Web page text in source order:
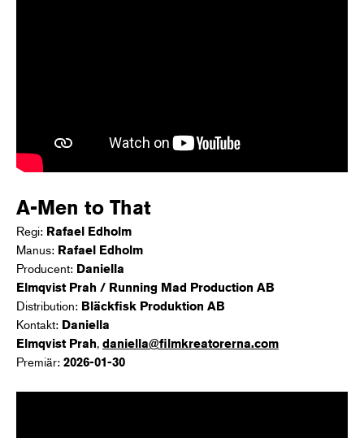
A-Men to That
Regi: Rafael Edholm
Manus: Rafael Edholm
Producent: Daniella
Elmqvist Prah / Running Mad Production AB
Distribution: Bläckfisk Produktion AB
Kontakt: Daniella
Elmqvist Prah, daniella@filmkreatorerna.com
Premiär: 2026-01-30